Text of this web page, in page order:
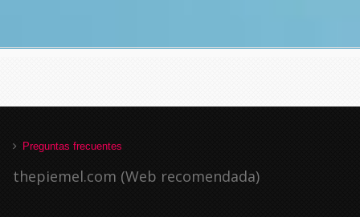
Preguntas frecuentes
thepiemel.com (Web recomendada)